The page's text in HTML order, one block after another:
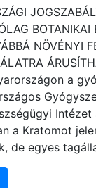
BOTANIKAI
NÖVÉNYI
a
Intézet
a Kratomot
de egyes